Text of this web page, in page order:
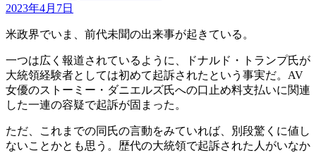
2023年4月7日
米政界でいま、前代未聞の出来事が起きている。
一つは広く報道されているように、ドナルド・トランプ氏が
大統領経験者としては初めて起訴されたという事実だ。AV
女優のストーミー・ダニエルズ氏への口止め料支払いに関連
した一連の容疑で起訴が固まった。
ただ、これまでの同氏の言動をみていれば、別段驚くに値し
ないことかとも思う。歴代の大統領で起訴された人がいなか